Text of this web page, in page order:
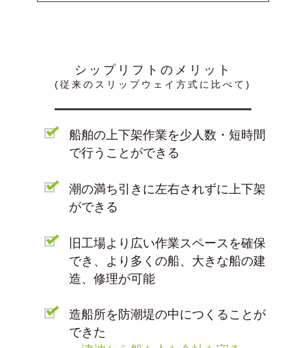
シップリフトのメリット
(従来のスリップウェイ方式に比べて)
船舶の上下架作業を少人数・短時間
で行うことができる
潮の満ち引きに左右されずに上下架
ができる
旧工場より広い作業スペースを確保
でき、より多くの船、大きな船の建
造、修理が可能
造船所を防潮堤の中につくることが
できた